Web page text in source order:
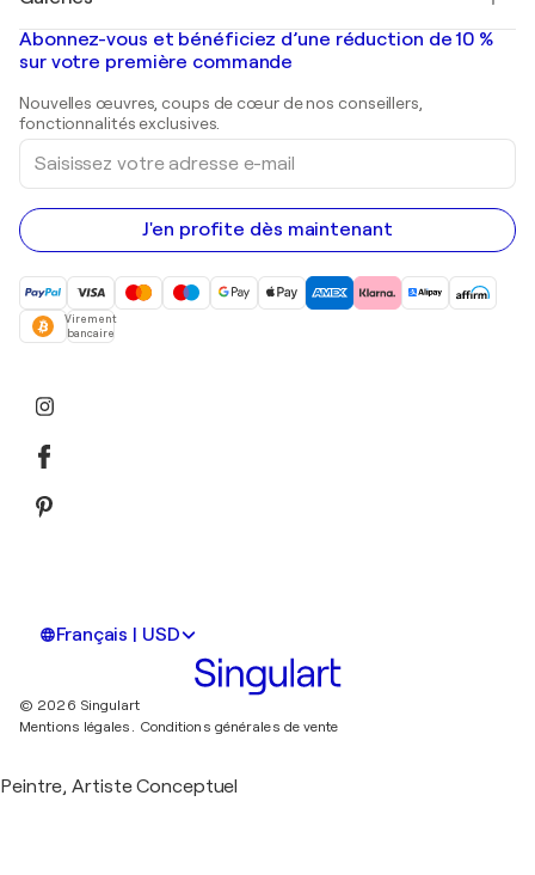
Banksy
Mr. Brainwash
Shepard Fairey
Peintures de paysage
Estampes
Peintures acryliques
Galeries d'art en France
Galeries d'art en Belgique
Abonnez-vous et bénéficiez d’une réduction de 10 %
sur votre première commande
Nouvelles œuvres, coups de cœur de nos conseillers,
fonctionnalités exclusives.
Saisissez
votre
adresse
e-
mail
J'en profite dès maintenant
Virement
bancaire
Français | USD
© 2026 Singulart
Mentions légales.
Conditions générales de vente
Peintre, Artiste Conceptuel